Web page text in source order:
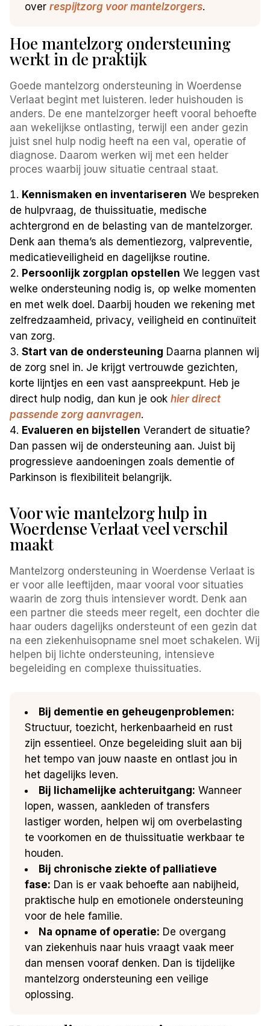
overrespijtzorg voor mantelzorgers.
Hoe mantelzorg ondersteuning
werkt in de praktijk
Goede mantelzorg ondersteuning in Woerdense
Verlaat begint met luisteren. Ieder huishouden is
anders. De ene mantelzorger heeft vooral behoefte
aan wekelijkse ontlasting, terwijl een ander gezin
juist snel hulp nodig heeft na een val, operatie of
diagnose. Daarom werken wij met een helder
proces waarbij jouw situatie centraal staat.
Kennismaken en inventariseren We bespreken
de hulpvraag, de thuissituatie, medische
achtergrond en de belasting van de mantelzorger.
Denk aan thema’s als dementiezorg, valpreventie,
medicatieveiligheid en dagelijkse routine.
Persoonlijk zorgplan opstellen We leggen vast
welke ondersteuning nodig is, op welke momenten
en met welk doel. Daarbij houden we rekening met
zelfredzaamheid, privacy, veiligheid en continuïteit
van zorg.
Start van de ondersteuning Daarna plannen wij
de zorg snel in. Je krijgt vertrouwde gezichten,
korte lijntjes en een vast aanspreekpunt. Heb je
direct hulp nodig, dan kun je ookhier direct
passende zorg aanvragen.
Evalueren en bijstellen Verandert de situatie?
Dan passen wij de ondersteuning aan. Juist bij
progressieve aandoeningen zoals dementie of
Parkinson is flexibiliteit belangrijk.
Voor wie mantelzorg hulp in
Woerdense Verlaat veel verschil
maakt
Mantelzorg ondersteuning in Woerdense Verlaat is
er voor alle leeftijden, maar vooral voor situaties
waarin de zorg thuis intensiever wordt. Denk aan
een partner die steeds meer regelt, een dochter die
haar ouders dagelijks ondersteunt of een gezin dat
na een ziekenhuisopname snel moet schakelen. Wij
helpen bij lichte ondersteuning, intensieve
begeleiding en complexe thuissituaties.
Bij dementie en geheugenproblemen:
Structuur, toezicht, herkenbaarheid en rust
zijn essentieel. Onze begeleiding sluit aan bij
het tempo van jouw naaste en ontlast jou in
het dagelijks leven.
Bij lichamelijke achteruitgang: Wanneer
lopen, wassen, aankleden of transfers
lastiger worden, helpen wij om overbelasting
te voorkomen en de thuissituatie werkbaar te
houden.
Bij chronische ziekte of palliatieve
fase: Dan is er vaak behoefte aan nabijheid,
praktische hulp en emotionele ondersteuning
voor de hele familie.
Na opname of operatie: De overgang
van ziekenhuis naar huis vraagt vaak meer
dan mensen vooraf denken. Dan is tijdelijke
mantelzorg ondersteuning een veilige
oplossing.